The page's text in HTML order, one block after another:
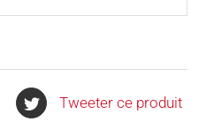
Tweeter ce produit